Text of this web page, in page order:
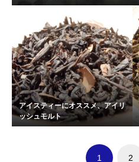
アイスティーにオススメ、アイリ
ッシュモルト
1 2